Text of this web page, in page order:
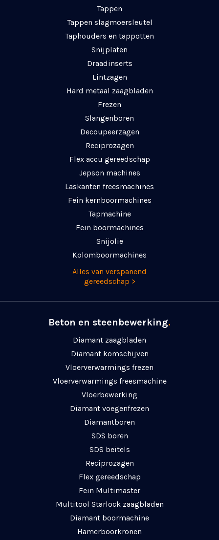
Tappen
Tappen slagmoersleutel
Taphouders en tappotten
Snijplaten
Draadinserts
Lintzagen
Hard metaal zaagbladen
Frezen
Slangenboren
Decoupeerzagen
Reciprozagen
Flex accu gereedschap
Jepson machines
Laskanten freesmachines
Fein kernboormachines
Tapmachine
Fein boormachines
Snijolie
Kolomboormachines
Alles van verspanend
gereedschap >
Beton en steenbewerking.
Diamant zaagbladen
Diamant komschijven
Vloerverwarmings frezen
Vloerverwarmings freesmachine
Vloerbewerking
Diamant voegenfrezen
Diamantboren
SDS boren
SDS beitels
Reciprozagen
Flex gereedschap
Fein Multimaster
Multitool Starlock zaagbladen
Diamant boormachine
Hamerboorkronen